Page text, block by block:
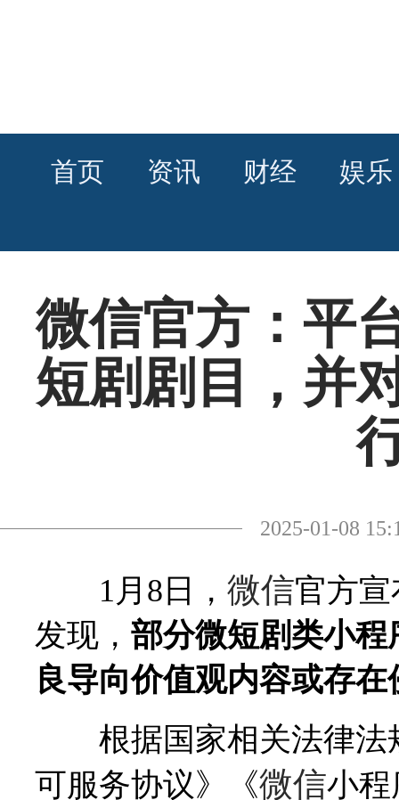
首页 资讯 财经 娱乐
微信官方：平
短剧剧目，并
2025-01-08
1月8日，微信官方
发现，部分微短剧类小
良导向价值观内容或存
根据国家相关法律法
可服务协议》《微信小程